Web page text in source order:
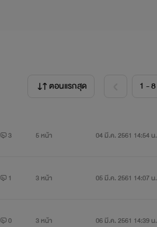
ตอนแรกสุด
3 5 หน้า 04 มี.ค. 2561 14:54 น.
1 3 หน้า 05 มี.ค. 2561 14:07 น.
0 3 หน้า 06 มี.ค. 2561 14:39 น.